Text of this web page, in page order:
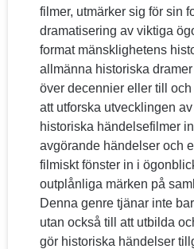
filmer, utmärker sig för sin
dramatisering av viktiga
format mänsklighetens
allmänna historiska
över decennier eller till
att utforska utvecklingen
historiska händelsefilmer
avgörande händelser och
filmiskt fönster in i
outplånliga märken på
Denna genre tjänar inte
utan också till att utbilda
gör historiska händelser